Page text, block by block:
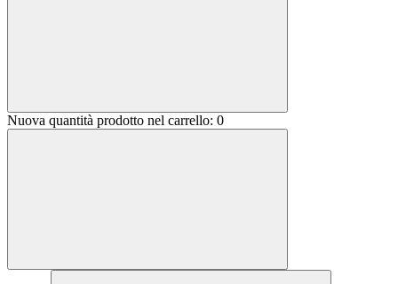
Nuova quantità prodotto nel carrello: 0